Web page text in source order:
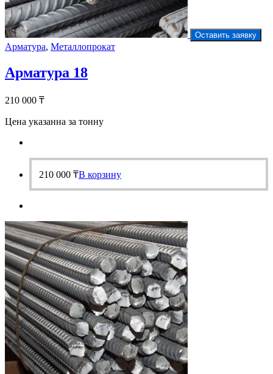
Оставить заявку
Арматура, Металлопрокат
Арматура 18
210 000 ₸
Цена указанна за тонну
210 000 ₸В корзину